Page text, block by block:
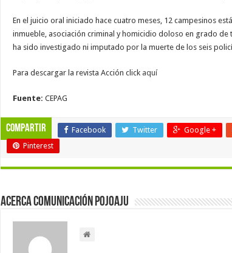
En el juicio oral iniciado hace cuatro meses, 12 campesinos
inmueble, asociación criminal y homicidio doloso en grado de
ha sido investigado ni imputado por la muerte de los seis
Para descargar la revista Acción click aquí
Fuente: CEPAG
Compartir Facebook Twitter Google +
Pinterest
Acerca Comunicación Pojoaju